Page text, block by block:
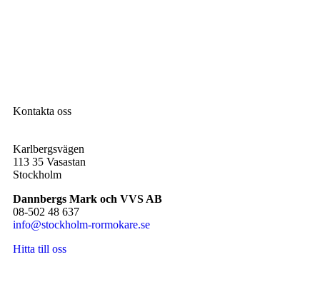
Kontakta oss
Karlbergsvägen
113 35 Vasastan
Stockholm
Dannbergs Mark och VVS AB
08-502 48 637
info@stockholm-rormokare.se
Hitta till oss